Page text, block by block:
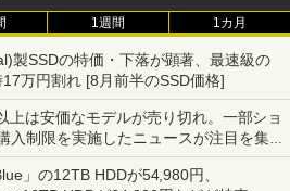
1週間 1カ月
製SSDの特価・下落が顕著、最速級の
17万円割れ [8月前半のSSD価格]
上は安価なモデルが売り切れ。一部ショ
入制限を実施したニュースが注目を集め
週のアクセスランキング 26年7月27日～
」の12TB HDDが54,980円、